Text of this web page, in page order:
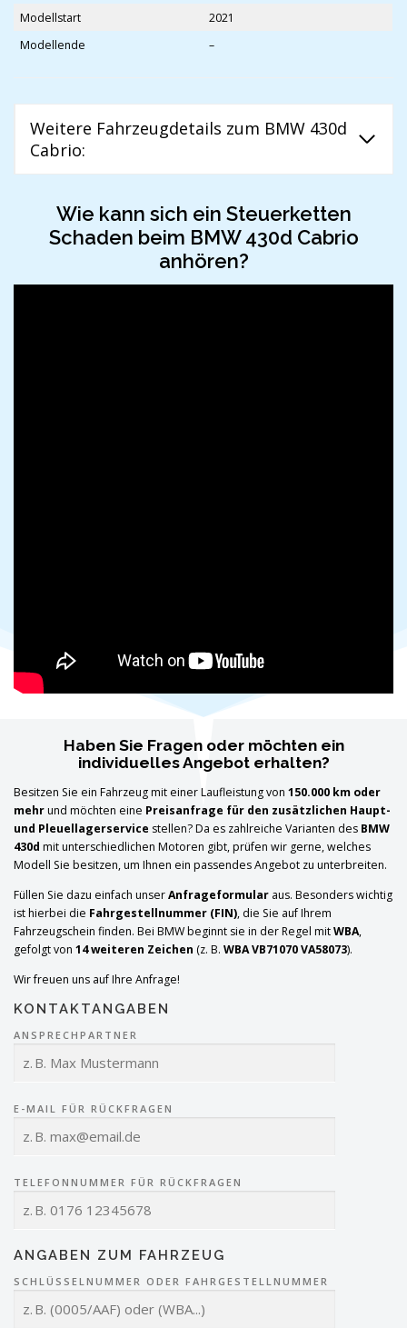
Modellstart
2021
Modellende
–
Weitere Fahrzeugdetails zum BMW 430d
Cabrio:
Wie kann sich ein Steuerketten
Schaden beim BMW 430d Cabrio
anhören?
Haben Sie Fragen oder möchten ein
individuelles Angebot erhalten?
Besitzen Sie ein Fahrzeug mit einer Laufleistung von 150.000 km oder
mehrund möchten eine Preisanfrage für den zusätzlichen Haupt-
und Pleuellagerservice stellen? Da es zahlreiche Varianten des BMW
430d mit unterschiedlichen Motoren gibt, prüfen wir gerne, welches
Modell Sie besitzen, um Ihnen ein passendes Angebot zu unterbreiten.
Füllen Sie dazu einfach unserAnfrageformular aus. Besonders wichtig
ist hierbei die Fahrgestellnummer (FIN), die Sie auf Ihrem
Fahrzeugschein finden. Bei BMW beginnt sie in der Regel mitWBA,
gefolgt von 14 weiteren Zeichen (z. B. WBA VB71070 VA58073).
Wir freuen uns auf Ihre Anfrage!
KONTAKTANGABEN
ANSPRECHPARTNER
E-MAIL FÜR RÜCKFRAGEN
TELEFONNUMMER FÜR RÜCKFRAGEN
ANGABEN ZUM FAHRZEUG
SCHLÜSSELNUMMER ODER FAHRGESTELLNUMMER